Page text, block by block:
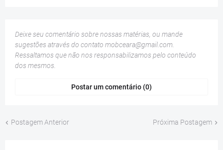
Deixe seu comentário sobre nossas matérias, ou mande
sugestões através do contato mobceara@gmail.com
Ressaltamos que não nos responsabilizamos pelo conteúdo
dos mesmos.
Postar um comentário (0)
Postagem Anterior Próxima Postagem